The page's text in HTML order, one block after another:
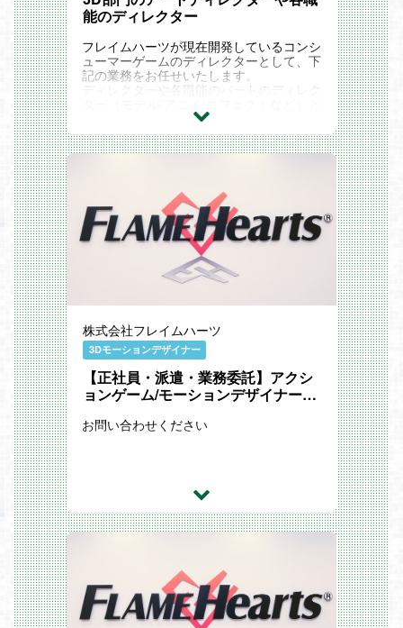
能のディレクター
フレイムハーツが現在開発しているコンシ
ューマーゲームのディレクターとして、下
記の業務をお任せいたします。
ディレクターや各職能のパートのディレク
新規タイトルもしくは運営中のタイトルに
ることが出来る環境です。
また、ご経験やご志向に応じてプロジェク
ト全体を統括するプロデューサー業務にも
携わっていただくチャンスも大いにありま
す。
・外部の開発会社との折衝、契約の進行
進行管理
・制作物の最終チェック及びクオリティコ
ントロール
・外注管理
・その他、社内外各所との折衝
株式会社フレイムハーツ
3Dモーションデザイナー
【正社員・派遣・業務委託】アクシ
ョンゲーム/モーションデザイナーの
お問い合わせください